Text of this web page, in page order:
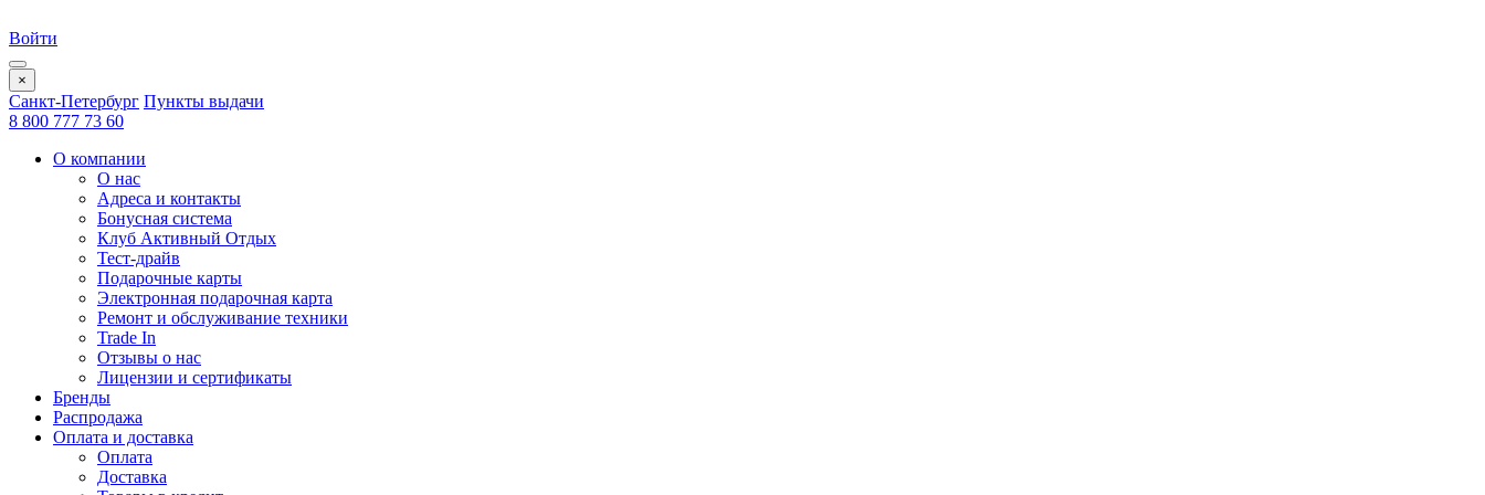
Войти
×
Санкт-Петербург Пункты выдачи
8 800 777 73 60
О компании
О нас
Адреса и контакты
Бонусная система
Клуб Активный Отдых
Тест-драйв
Подарочные карты
Электронная подарочная карта
Ремонт и обслуживание техники
Trade In
Отзывы о нас
Лицензии и сертификаты
Бренды
Распродажа
Оплата и доставка
Оплата
Доставка